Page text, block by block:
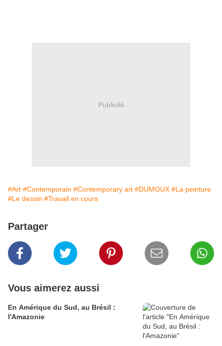
Publicité
#Art #Contemporain #Contemporary art #DUMOUX #La peinture
#Le dessin #Travail en cours
Partager
Vous aimerez aussi
En Amérique du Sud, au Brésil :
l'Amazonie